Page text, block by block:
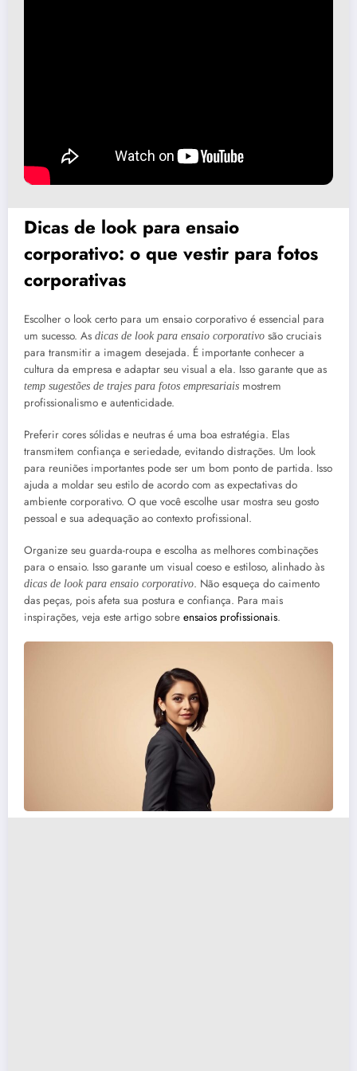
Dicas de look para ensaio
corporativo: o que vestir para fotos
corporativas
Escolher o look certo para um ensaio corporativo é essencial para
um sucesso. As dicas de look para ensaio corporativo são cruciais
para transmitir a imagem desejada. É importante conhecer a
cultura da empresa e adaptar seu visual a ela. Isso garante que as
temp sugestões de trajes para fotos empresariais mostrem
profissionalismo e autenticidade.
Preferir cores sólidas e neutras é uma boa estratégia. Elas
transmitem confiança e seriedade, evitando distrações. Um look
para reuniões importantes pode ser um bom ponto de partida. Isso
ajuda a moldar seu estilo de acordo com as expectativas do
ambiente corporativo. O que você escolhe usar mostra seu gosto
pessoal e sua adequação ao contexto profissional.
Organize seu guarda-roupa e escolha as melhores combinações
para o ensaio. Isso garante um visual coeso e estiloso, alinhado às
dicas de look para ensaio corporativo. Não esqueça do caimento
das peças, pois afeta sua postura e confiança. Para mais
inspirações, veja este artigo sobre ensaios profissionais.